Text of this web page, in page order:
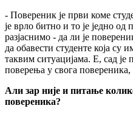
- Повереник је први коме
је врло битно и то је једно од
разјаснимо - да ли је
да обавести студенте која су
таквим ситуацијама. Е, сад је
поверења у свога повереника,
Али зар није и питање
повереника?